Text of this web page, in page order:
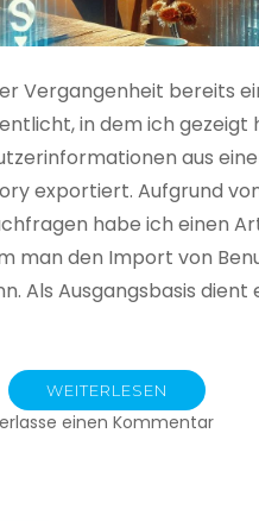
Vergangenheit bereits
in dem ich gezeigt
aus
exportiert. Aufgrund
habe ich einen
man den Import von
Als Ausgangsbasis dient
WEITERLESEN
einen Kommentarzu